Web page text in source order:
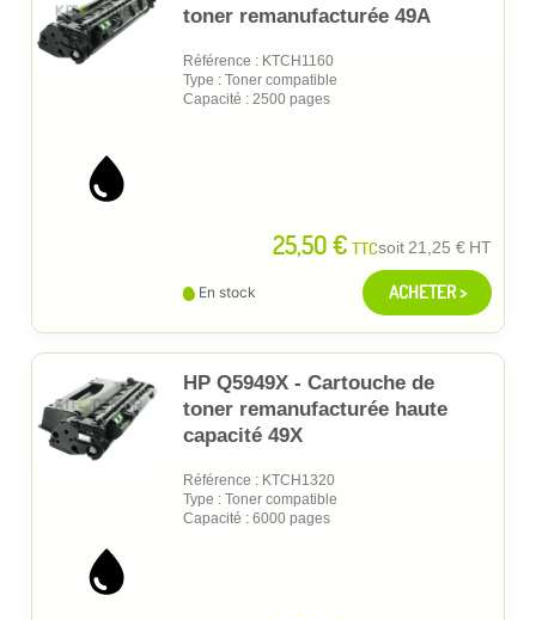
toner remanufacturée 49A
Référence : KTCH1160
Type : Toner compatible
Capacité : 2500 pages
25,50 € TTCsoit21,25 € HT
En stock ACHETER >
HP Q5949X - Cartouche de
toner remanufacturée haute
capacité 49X
Référence : KTCH1320
Type : Toner compatible
Capacité : 6000 pages